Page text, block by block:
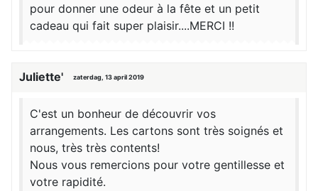
pour donner une odeur à la fête et un petit
cadeau qui fait super plaisir....MERCI !!
Juliette' zaterdag, 13 april 2019
C'est un bonheur de découvrir vos
arrangements. Les cartons sont très soignés et
nous, très très contents!
Nous vous remercions pour votre gentillesse et
votre rapidité.